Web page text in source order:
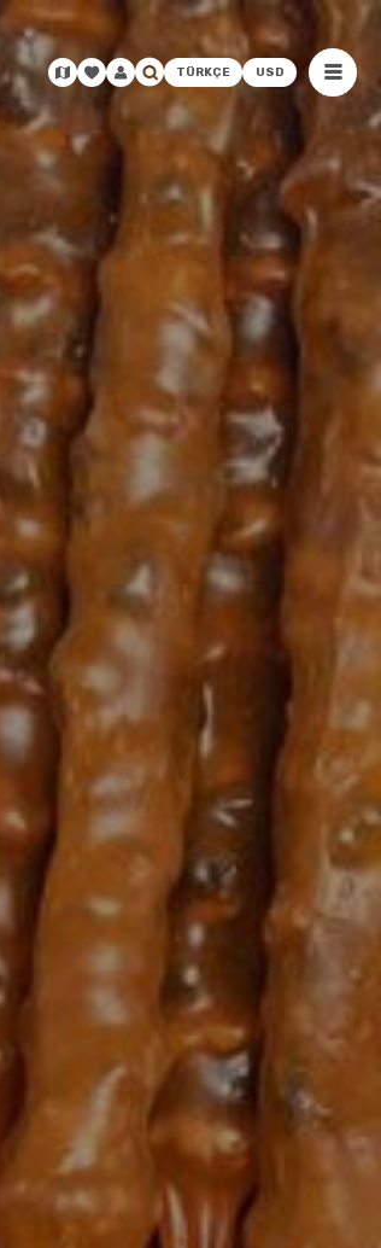
TÜRKÇE USD